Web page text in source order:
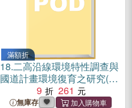
滿額折
18.二高沿線環境特性調查與
國道計畫環境復育之研究(第
2期)(POD)
9 261
無庫存